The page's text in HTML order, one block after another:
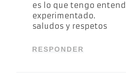
es lo que tengo
experimentado.
saludos y respetos
RESPONDER